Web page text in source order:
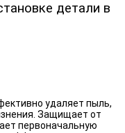
детали в
удаляет пыль,
Защищает от
первоначальную